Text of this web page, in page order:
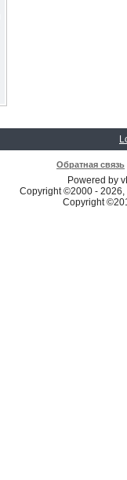
Обратная связь
Powered by
Copyright ©2000 -
Copyright